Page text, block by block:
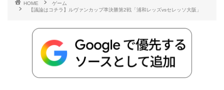
e
r
a o
t n
HOME
ゲーム
【議論はコチラ】ルヴァンカップ準決勝第2戦「浦和レッズvsセレッソ大阪」